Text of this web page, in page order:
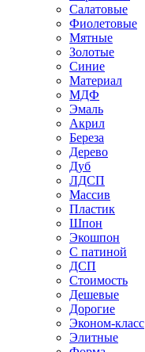
Салатовые
Фиолетовые
Мятные
Золотые
Синие
Материал
МДФ
Эмаль
Акрил
Береза
Дерево
Дуб
ЛДСП
Массив
Пластик
Шпон
Экошпон
С патиной
ДСП
Стоимость
Дешевые
Дорогие
Эконом-класс
Элитные